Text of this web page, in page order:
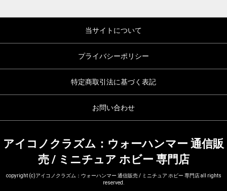
当サイトについて
プライバシーポリシー
特定商取引法に基づく表記
お問い合わせ
アイコノクラズム：ウォーハンマー 通信販
売 / ミニチュア ホビー 専門店
copyright (c)アイコノクラズム：ウォーハンマー 通信販売 / ミニチュア ホビー 専門店 all rights
reserved.